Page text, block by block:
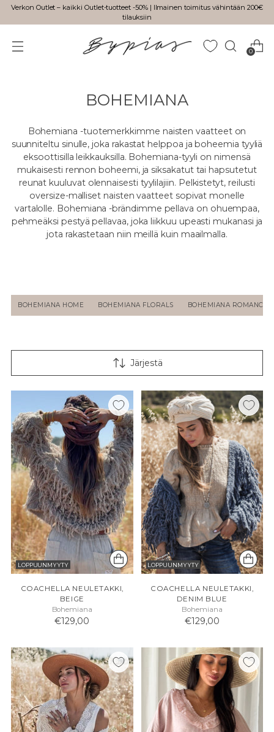
Verkon Outlet – kaikki Outlet-tuotteet -50% | Ilmainen toimitus vähintään 200€
tilauksiin
0
BOHEMIANA
Bohemiana -tuotemerkkimme naisten vaatteet on
suunniteltu sinulle, joka rakastat helppoa ja boheemia tyyliä
eksoottisilla leikkauksilla. Bohemiana-tyyli on nimensä
mukaisesti rennon boheemi, ja siksakatut tai hapsutetut
reunat kuuluvat olennaisesti tyylilajiin. Pelkistetyt, reilusti
oversize-malliset naisten vaatteet sopivat monelle
vartalolle. Bohemiana -brändimme pellava on ohuempaa,
pehmeäksi pestyä pellavaa, joka liikkuu upeasti mukanasi ja
jota rakastetaan niin meillä kuin maailmalla.
BOHEMIANA HOME BOHEMIANA FLORALS BOHEMIANA ROMANCE
Järjestä
LOPPUUNMYYTY
COACHELLA NEULETAKKI,
BEIGE
Bohemiana
€129,00
LOPPUUNMYYTY
COACHELLA NEULETAKKI,
DENIM BLUE
Bohemiana
€129,00